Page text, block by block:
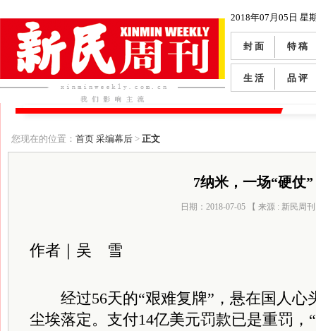
2018年07月05日 星
封 面 特 稿
生 活 品 评
您现在的位置： 首页 采编幕后 > 正文
7纳米，一场“硬仗”
日期：2018-07-05 【 来源 : 新民周
作者｜吴 雪
经过56天的“艰难复牌”，悬在国人心
尘埃落定。支付14亿美元罚款已是重罚，